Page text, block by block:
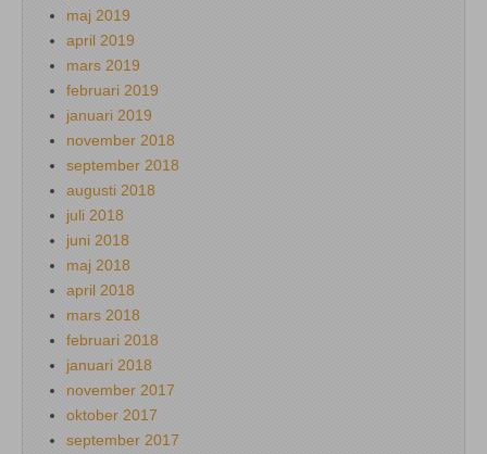
maj 2019
april 2019
mars 2019
februari 2019
januari 2019
november 2018
september 2018
augusti 2018
juli 2018
juni 2018
maj 2018
april 2018
mars 2018
februari 2018
januari 2018
november 2017
oktober 2017
september 2017